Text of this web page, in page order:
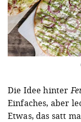
Die Idee hinter
Einfaches, aber
Etwas, das satt